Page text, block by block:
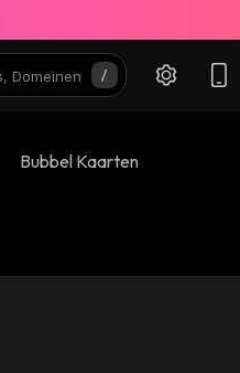
Bubbel Kaarten